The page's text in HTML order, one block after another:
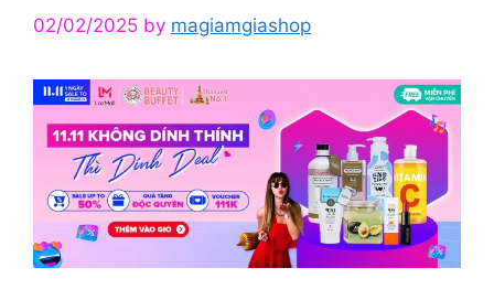
02/02/2025 by magiamgiashop